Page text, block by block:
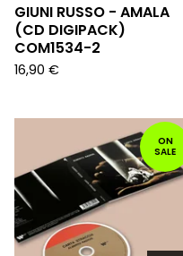
GIUNI RUSSO - AMALA
(CD DIGIPACK)
COM1534-2
16,90 €
ON
SALE